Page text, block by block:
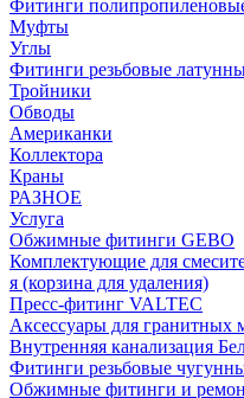
Фитинги
Муфты
Углы
Фитинги резьбовые
Тройники
Обводы
Американки
Коллектора
Краны
РАЗНОЕ
Услуга
Обжимные фитинги GEBO
Комплектующие для
я (корзина для удаления)
Пресс-фитинг VALTEC
Аксессуары для гранитных
Внутренняя канализация
Фитинги резьбовые
Обжимные фитинги и